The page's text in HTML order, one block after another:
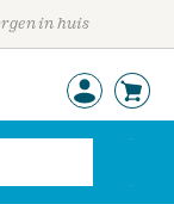
in huis